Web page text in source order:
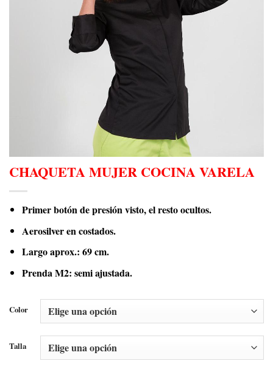
CHAQUETA MUJER COCINA VARELA
Primer botón de presión visto, el resto ocultos.
Aerosilver en costados.
Largo aprox.: 69 cm.
Prenda M2: semi ajustada.
Color
Talla